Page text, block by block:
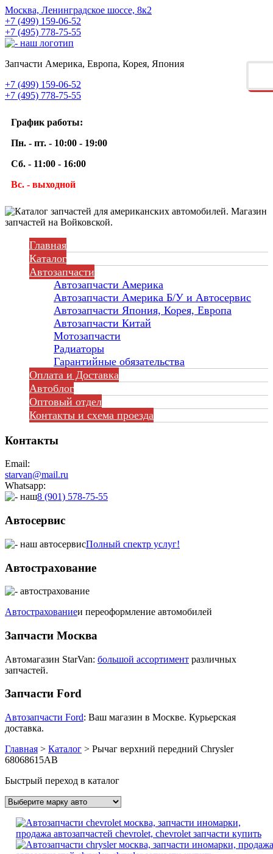
Москва, Ленинградское шоссе, 8к2
+7 (499) 159-06-52
+7 (495) 778-75-55
Запчасти Америка, Европа, Корея, Япония
+7 (499) 159-06-52
+7 (495) 778-75-55
График работы:
Пн. - пт. - 10:00 - 19:00
Сб. - 11:00 - 16:00
Вс. - выходной
Главная
Каталог
Автозапчасти
Автозапчасти Америка
Автозапчасти Америка Б/У и Автосервис
Автозапчасти Япония, Корея, Европа
Автозапчасти Китай
Мотозапчасти
Радиаторы
Гарантийные обязательства
Оплата и Доставка
Автоблог
Оптовый отдел
Контакты и схема проезда
Контакты
Email:
starvan@mail.ru
Whatsapp:
8 (901) 578-75-55
Автосервис
Полный спектр услуг!
Автострахование
Автострахованиеи переоформление автомобилей
Запчасти Москва
Автомагазин StarVan: большой ассортимент различных
запчастей.
Запчасти Ford
Автозапчасти Ford: Ваш магазин в Москве. Курьерская
доставка.
Главная > Каталог > Рычаг верхний передний Chrysler
68068615AB
Быстрый переход в каталог